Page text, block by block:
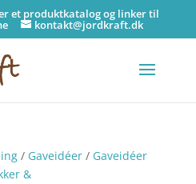
er et produktkatalog og linker til
kontakt@jordkraft.dk
/ Gaveidéer/ Gaveidéer
&